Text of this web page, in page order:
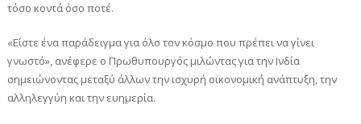
τόσο κοντά όσο ποτέ.
«Είστε ένα παράδειγμα για όλο τον κόσμο που πρέπει να γίνει
γνωστό», ανέφερε ο Πρωθυπουργός μιλώντας για την Ινδία
σημειώνοντας μεταξύ άλλων την ισχυρή οικονομική ανάπτυξη, την
αλληλεγγύη και την ευημερία.